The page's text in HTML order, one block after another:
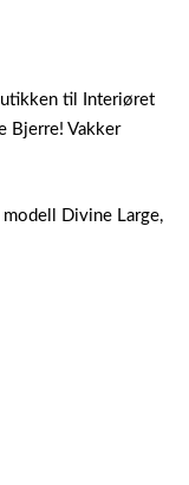
til Interiøret
Bjerre! Vakker
Divine Large,